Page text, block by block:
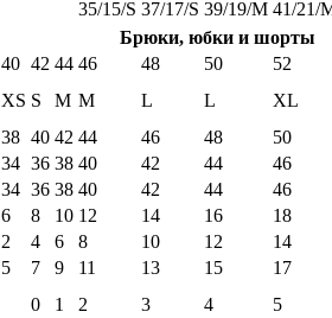
35/15/S 37/17/S 39/19/M 41/21/
Брюки, юбки и шорты
40 42 44 46 48 50
52
XS S M M L L
XL
38 40 42 44 46 48
50
34 36 38 40 42 44
46
34 36 38 40 42 44
46
6 8 10 12 14 16
18
2 4 6 8 10 12
14
5 7 9 11 13 15
17
0 1 2 3 4
5